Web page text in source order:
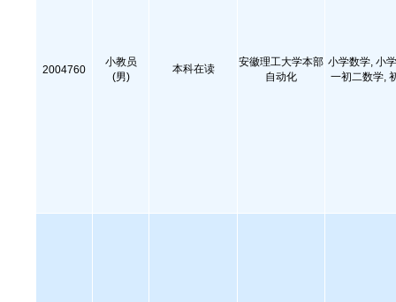
2004760
小教员
(男)
本科在读
安徽理工大学本部
自动化
小学数学, 小
一初二数学,